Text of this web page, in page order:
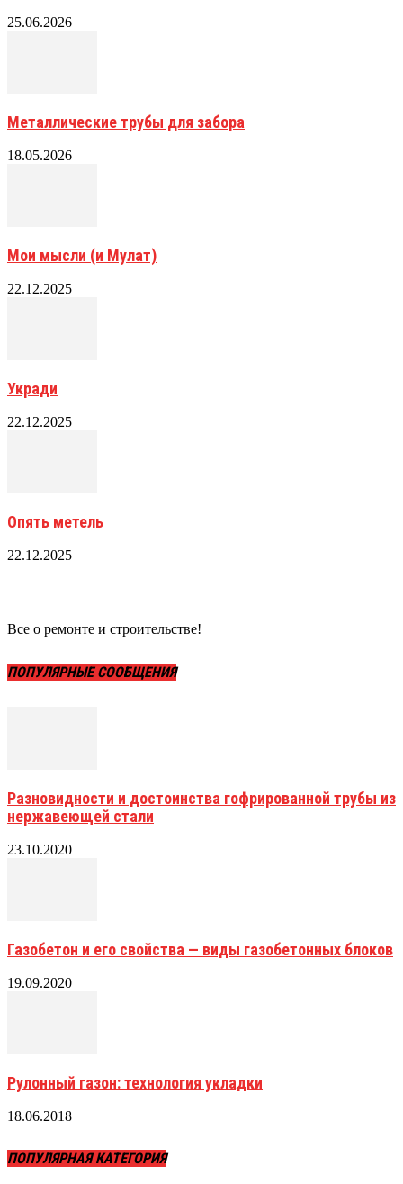
25.06.2026
Металлические трубы для забора
18.05.2026
Мои мысли (и Мулат)
22.12.2025
Укради
22.12.2025
Опять метель
22.12.2025
Все о ремонте и строительстве!
ПОПУЛЯРНЫЕ СООБЩЕНИЯ
Разновидности и достоинства гофрированной трубы из
нержавеющей стали
23.10.2020
Газобетон и его свойства — виды газобетонных блоков
19.09.2020
Рулонный газон: технология укладки
18.06.2018
ПОПУЛЯРНАЯ КАТЕГОРИЯ